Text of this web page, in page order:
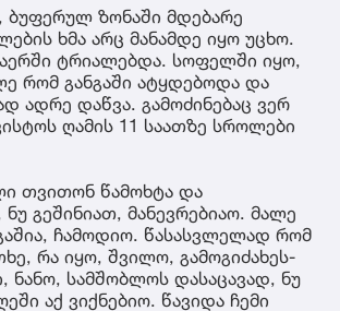
ბუფერულ ზონაში მდებარე
ხმა არც მანამდე იყო უცხო.
ტრიალებდა. სოფელში იყო,
რომ განგაში ატყდებოდა და
ადრე დაწვა. გამოძინებაც ვერ
ღამის 11 საათზე სროლები
თვითონ წამოხტა და
გეშინიათ, მანევრებიაო. მალე
ჩამოდიო. წასასვლელად რომ
რა იყო, შვილო, გამოგიძახეს-
ნანო, სამშობლოს დასაცავად, ნუ
აქ ვიქნებიო. წავიდა ჩემი